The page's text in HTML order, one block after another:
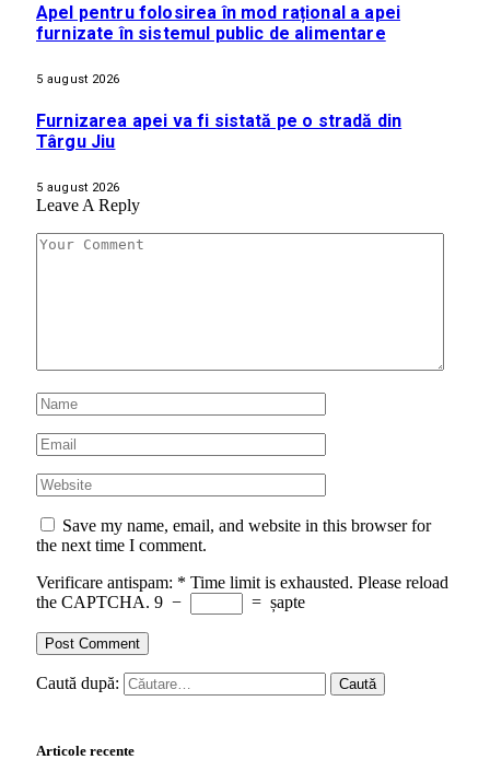
Apel pentru folosirea în mod rațional a apei
furnizate în sistemul public de alimentare
5 august 2026
Furnizarea apei va fi sistată pe o stradă din
Târgu Jiu
5 august 2026
Leave A Reply
Save my name, email, and website in this browser for
the next time I comment.
Verificare antispam: * Time limit is exhausted. Please reload
the CAPTCHA. 9 − = șapte
Caută după:
Articole recente